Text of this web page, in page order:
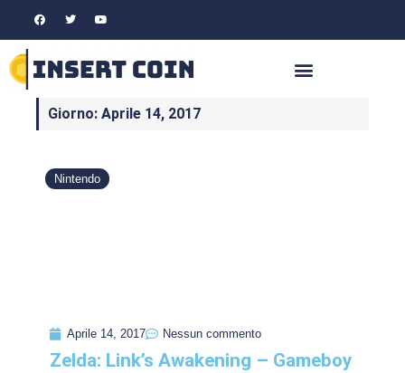
Giorno: Aprile 14, 2017
Nintendo
Aprile 14, 2017 Nessun commento
Zelda: Link’s Awakening – Gameboy